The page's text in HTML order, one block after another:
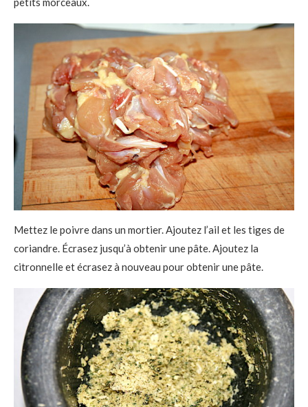
Mettez le poivre dans un mortier. Ajoutez l’ail et les tiges de
coriandre. Écrasez jusqu’à obtenir une pâte. Ajoutez la
citronnelle et écrasez à nouveau pour obtenir une pâte.